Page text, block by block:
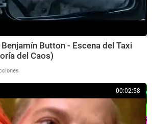
Button - Escena del Taxi
del Caos)
00:02:58